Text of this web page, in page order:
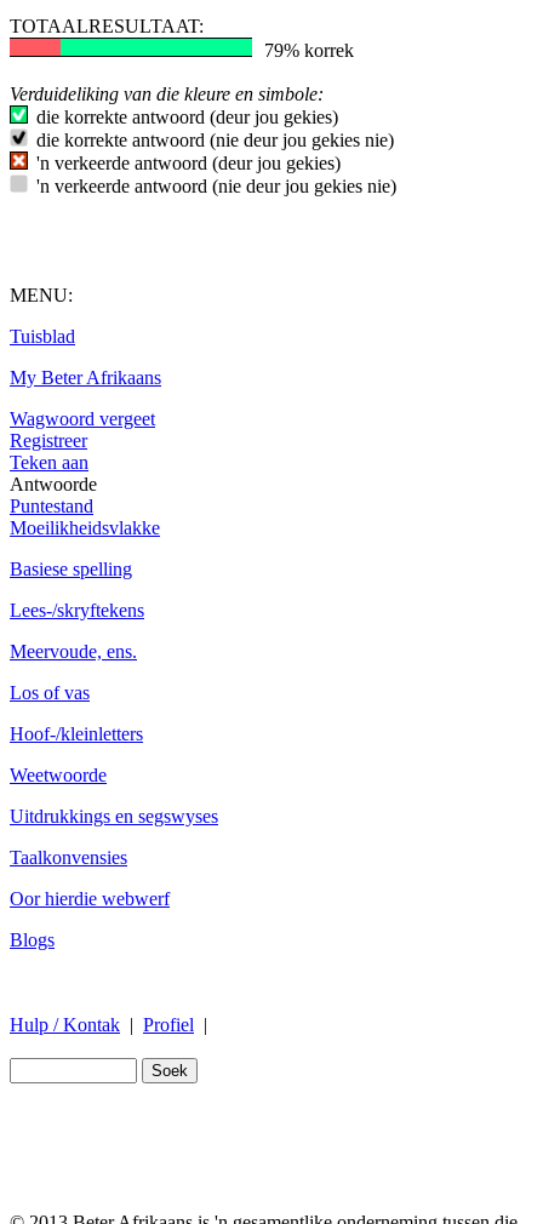
TOTAALRESULTAAT:
79% korrek
Verduideliking van die kleure en simbole:
die korrekte antwoord (deur jou gekies)
die korrekte antwoord (nie deur jou gekies nie)
'n verkeerde antwoord (deur jou gekies)
'n verkeerde antwoord (nie deur jou gekies nie)
MENU:
Tuisblad
My Beter Afrikaans
Wagwoord vergeet
Registreer
Teken aan
Antwoorde
Puntestand
Moeilikheidsvlakke
Basiese spelling
Lees-/skryftekens
Meervoude, ens.
Los of vas
Hoof-/kleinletters
Weetwoorde
Uitdrukkings en segswyses
Taalkonvensies
Oor hierdie webwerf
Blogs
Hulp / Kontak | Profiel |